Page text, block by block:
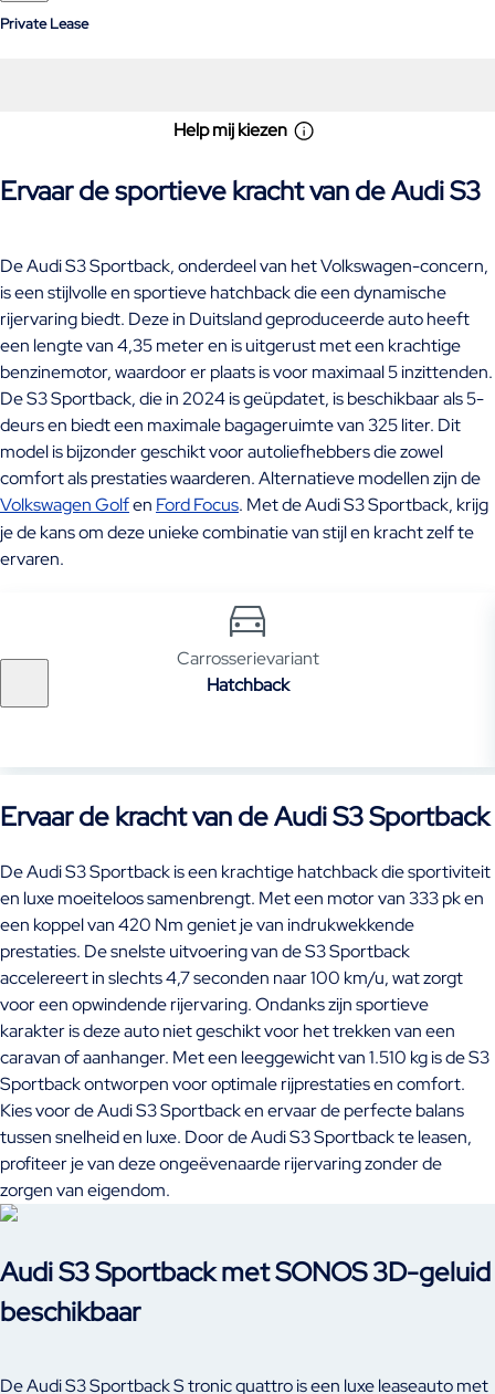
Private Lease
Help mij kiezen
Ervaar de sportieve kracht van de Audi S3
De Audi S3 Sportback, onderdeel van het Volkswagen-concern,
is een stijlvolle en sportieve hatchback die een dynamische
rijervaring biedt. Deze in Duitsland geproduceerde auto heeft
een lengte van 4,35 meter en is uitgerust met een krachtige
benzinemotor, waardoor er plaats is voor maximaal 5 inzittenden.
De S3 Sportback, die in 2024 is geüpdatet, is beschikbaar als 5-
deurs en biedt een maximale bagageruimte van 325 liter. Dit
model is bijzonder geschikt voor autoliefhebbers die zowel
comfort als prestaties waarderen. Alternatieve modellen zijn de
Volkswagen Golfen Ford Focus. Met de Audi S3 Sportback, krijg
je de kans om deze unieke combinatie van stijl en kracht zelf te
ervaren.
Carrosserievariant
Hatchback
Ervaar de kracht van de Audi S3 Sportback
De Audi S3 Sportback is een krachtige hatchback die sportiviteit
en luxe moeiteloos samenbrengt. Met een motor van 333 pk en
een koppel van 420 Nm geniet je van indrukwekkende
prestaties. De snelste uitvoering van de S3 Sportback
accelereert in slechts 4,7 seconden naar 100 km/u, wat zorgt
voor een opwindende rijervaring. Ondanks zijn sportieve
karakter is deze auto niet geschikt voor het trekken van een
caravan of aanhanger. Met een leeggewicht van 1.510 kg is de S3
Sportback ontworpen voor optimale rijprestaties en comfort.
Kies voor de Audi S3 Sportback en ervaar de perfecte balans
tussen snelheid en luxe. Door de Audi S3 Sportback te leasen,
profiteer je van deze ongeëvenaarde rijervaring zonder de
zorgen van eigendom.
Audi S3 Sportback met SONOS 3D-geluid
beschikbaar
De Audi S3 Sportback S tronic quattro is een luxe leaseauto met